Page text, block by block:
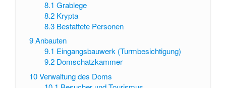
8.1 Grablege
8.2 Krypta
8.3 Bestattete Personen
9Anbauten
9.1 Eingangsbauwerk (Turmbesichtigung)
9.2 Domschatzkammer
10Verwaltung des Doms